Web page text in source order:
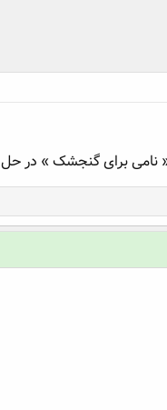
نامی برای گنجشک » در